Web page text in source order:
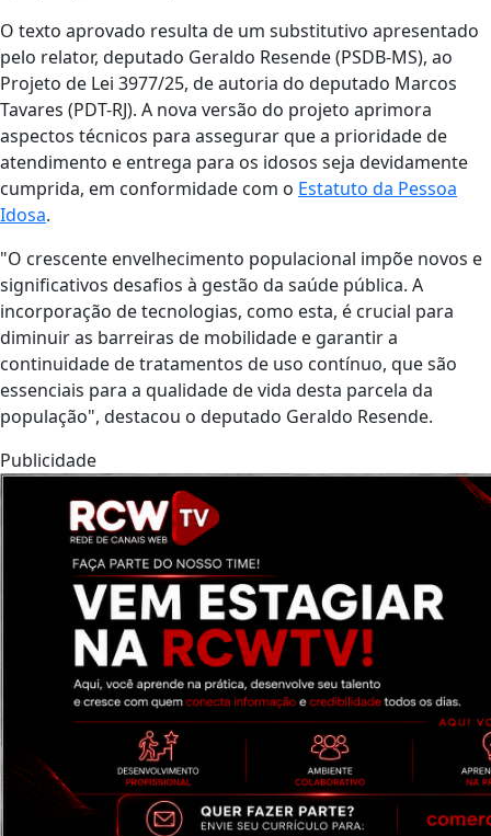
O texto aprovado resulta de um substitutivo apresentado
pelo relator, deputado Geraldo Resende (PSDB-MS), ao
Projeto de Lei 3977/25, de autoria do deputado Marcos
Tavares (PDT-RJ). A nova versão do projeto aprimora
aspectos técnicos para assegurar que a prioridade de
atendimento e entrega para os idosos seja devidamente
cumprida, em conformidade com o Estatuto da Pessoa
Idosa.
"O crescente envelhecimento populacional impõe novos e
significativos desafios à gestão da saúde pública. A
incorporação de tecnologias, como esta, é crucial para
diminuir as barreiras de mobilidade e garantir a
continuidade de tratamentos de uso contínuo, que são
essenciais para a qualidade de vida desta parcela da
população", destacou o deputado Geraldo Resende.
Publicidade